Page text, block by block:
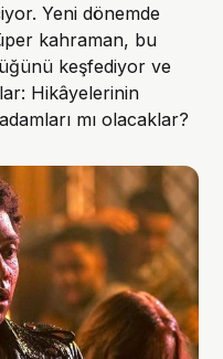
Yeni dönemde
kahraman, bu
keşfediyor ve
Hikâyelerinin
mı olacaklar?